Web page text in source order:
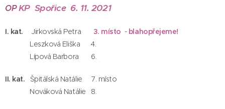
OP KP Spořice 6. 11. 2021
I. kat. Jirkovská Petra 3. místo - blahopřejeme!
Leszková Eliška 4.
Lípová Barbora 6.
II. kat.
Špitálská Natálie 7. místo
Nováková Natálie 8.